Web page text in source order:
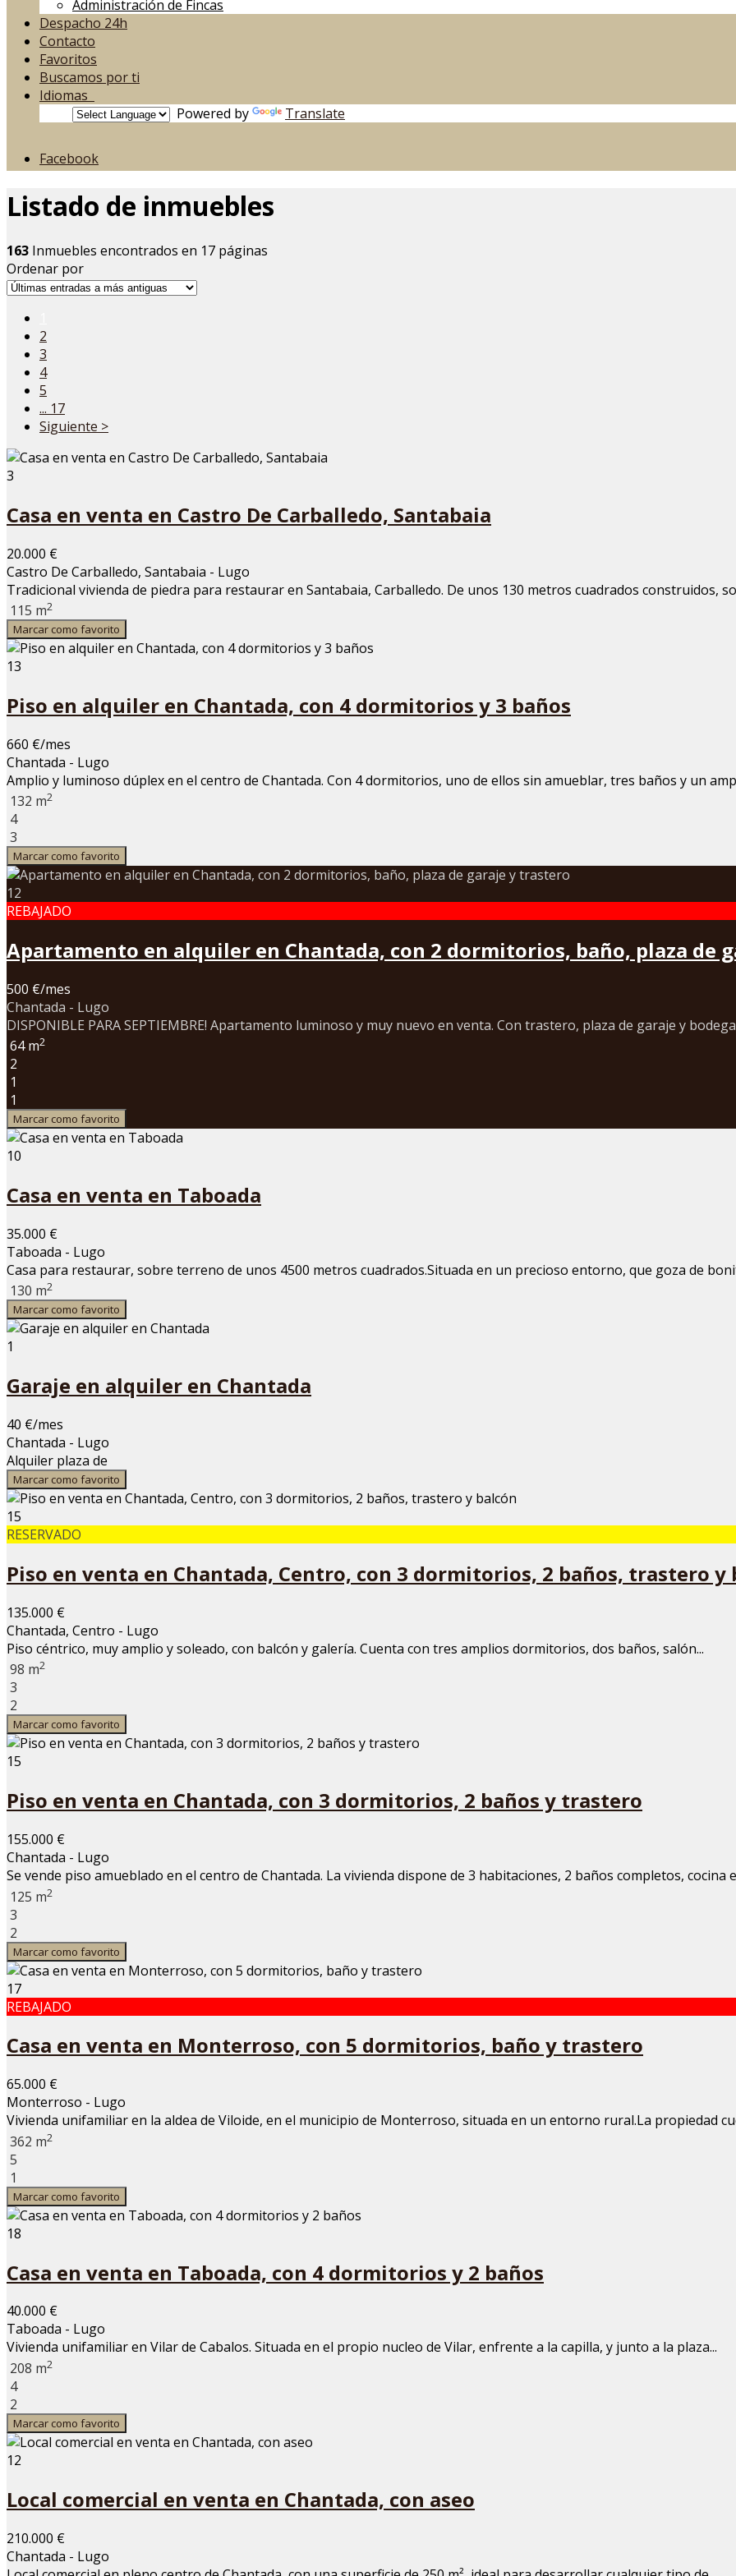
Administración de Fincas
Despacho 24h
Contacto
Favoritos
Buscamos por ti
Idiomas
Powered by
Translate
Facebook
Listado de inmuebles
163 Inmuebles encontrados en 17 páginas
Ordenar por
2
3
4
5
... 17
Siguiente >
3
Casa en venta en Castro De Carballedo, Santabaia
20.000 €
Castro De Carballedo, Santabaia - Lugo
Tradicional vivienda de piedra para restaurar en Santabaia, Carballedo. De unos 130 metros cuadrados construidos,
115 m2
Marcar como favorito
13
Piso en alquiler en Chantada, con 4 dormitorios y 3 baños
660 €/mes
Chantada - Lugo
Amplio y luminoso dúplex en el centro de Chantada. Con 4 dormitorios, uno de ellos sin amueblar, tres baños y un
132 m2
4
3
Marcar como favorito
12
REBAJADO
Apartamento en alquiler en Chantada, con 2 dormitorios, baño, plaza de
500 €/mes
Chantada - Lugo
DISPONIBLE PARA SEPTIEMBRE! Apartamento luminoso y muy nuevo en venta. Con trastero, plaza de garaje y
64 m2
2
1
1
Marcar como favorito
10
Casa en venta en Taboada
35.000 €
Taboada - Lugo
Casa para restaurar, sobre terreno de unos 4500 metros cuadrados.Situada en un precioso entorno, que goza de
130 m2
Marcar como favorito
1
Garaje en alquiler en Chantada
40 €/mes
Chantada - Lugo
Alquiler plaza de
Marcar como favorito
15
RESERVADO
Piso en venta en Chantada, Centro, con 3 dormitorios, 2 baños, trastero y
135.000 €
Chantada, Centro - Lugo
Piso céntrico, muy amplio y soleado, con balcón y galería. Cuenta con tres amplios dormitorios, dos baños, salón...
98 m2
3
2
Marcar como favorito
15
Piso en venta en Chantada, con 3 dormitorios, 2 baños y trastero
155.000 €
Chantada - Lugo
Se vende piso amueblado en el centro de Chantada. La vivienda dispone de 3 habitaciones, 2 baños completos, cocina
125 m2
3
2
Marcar como favorito
17
REBAJADO
Casa en venta en Monterroso, con 5 dormitorios, baño y trastero
65.000 €
Monterroso - Lugo
Vivienda unifamiliar en la aldea de Viloide, en el municipio de Monterroso, situada en un entorno rural.La propiedad
362 m2
5
1
Marcar como favorito
18
Casa en venta en Taboada, con 4 dormitorios y 2 baños
40.000 €
Taboada - Lugo
Vivienda unifamiliar en Vilar de Cabalos. Situada en el propio nucleo de Vilar, enfrente a la capilla, y junto a la plaza...
208 m2
4
2
Marcar como favorito
12
Local comercial en venta en Chantada, con aseo
210.000 €
Chantada - Lugo